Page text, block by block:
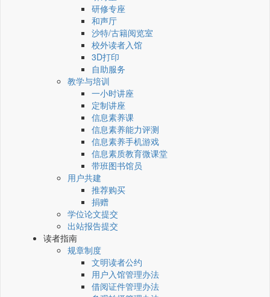
研修专座
和声厅
沙特/古籍阅览室
校外读者入馆
3D打印
自助服务
教学与培训
一小时讲座
定制讲座
信息素养课
信息素养能力评测
信息素养手机游戏
信息素质教育微课堂
带班图书馆员
用户共建
推荐购买
捐赠
学位论文提交
出站报告提交
读者指南
规章制度
文明读者公约
用户入馆管理办法
借阅证件管理办法